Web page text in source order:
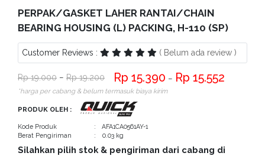
PERPAK/GASKET LAHER RANTAI/CHAIN
BEARING HOUSING (L) PACKING, H-110 (SP)
Customer Reviews : ( Belum ada review )
19.000 − 19.200 15.390 − 15.552
*harga per cabang & belum termasuk biaya kirim
PRODUK OLEH :
Kode Produk
: AFA1CA0561AY-1
Berat Pengiriman
: 0.03 kg
Silahkan pilih stok & pengiriman dari cabang di